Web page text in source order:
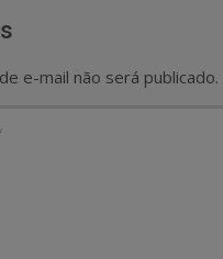
e-mail não será publicado.